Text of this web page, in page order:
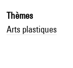
Thèmes
Arts plastiques